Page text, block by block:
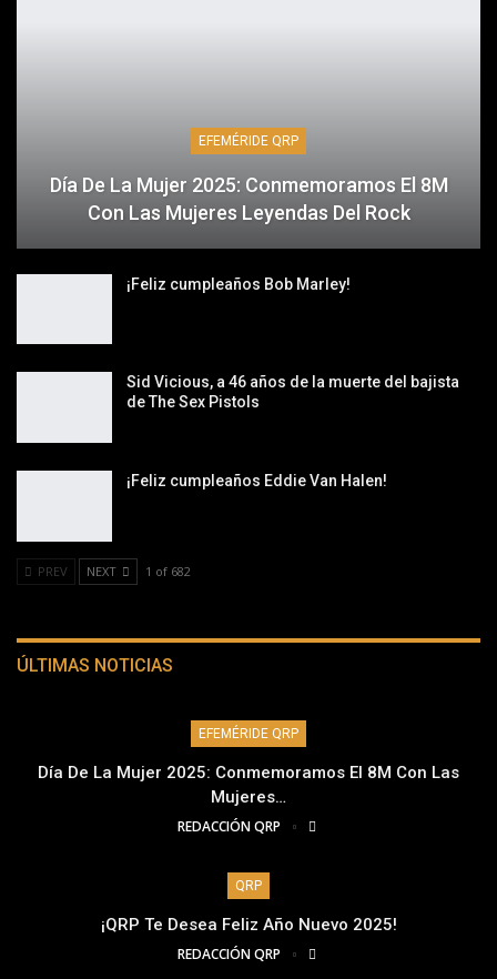
EFEMÉRIDE QRP
Día De La Mujer 2025: Conmemoramos El 8M
Con Las Mujeres Leyendas Del Rock
¡Feliz cumpleaños Bob Marley!
Sid Vicious, a 46 años de la muerte del bajista
de The Sex Pistols
¡Feliz cumpleaños Eddie Van Halen!
PREV NEXT 1 of 682
ÚLTIMAS NOTICIAS
EFEMÉRIDE QRP
Día De La Mujer 2025: Conmemoramos El 8M Con Las
Mujeres…
REDACCIÓN QRP
QRP
¡QRP Te Desea Feliz Año Nuevo 2025!
REDACCIÓN QRP